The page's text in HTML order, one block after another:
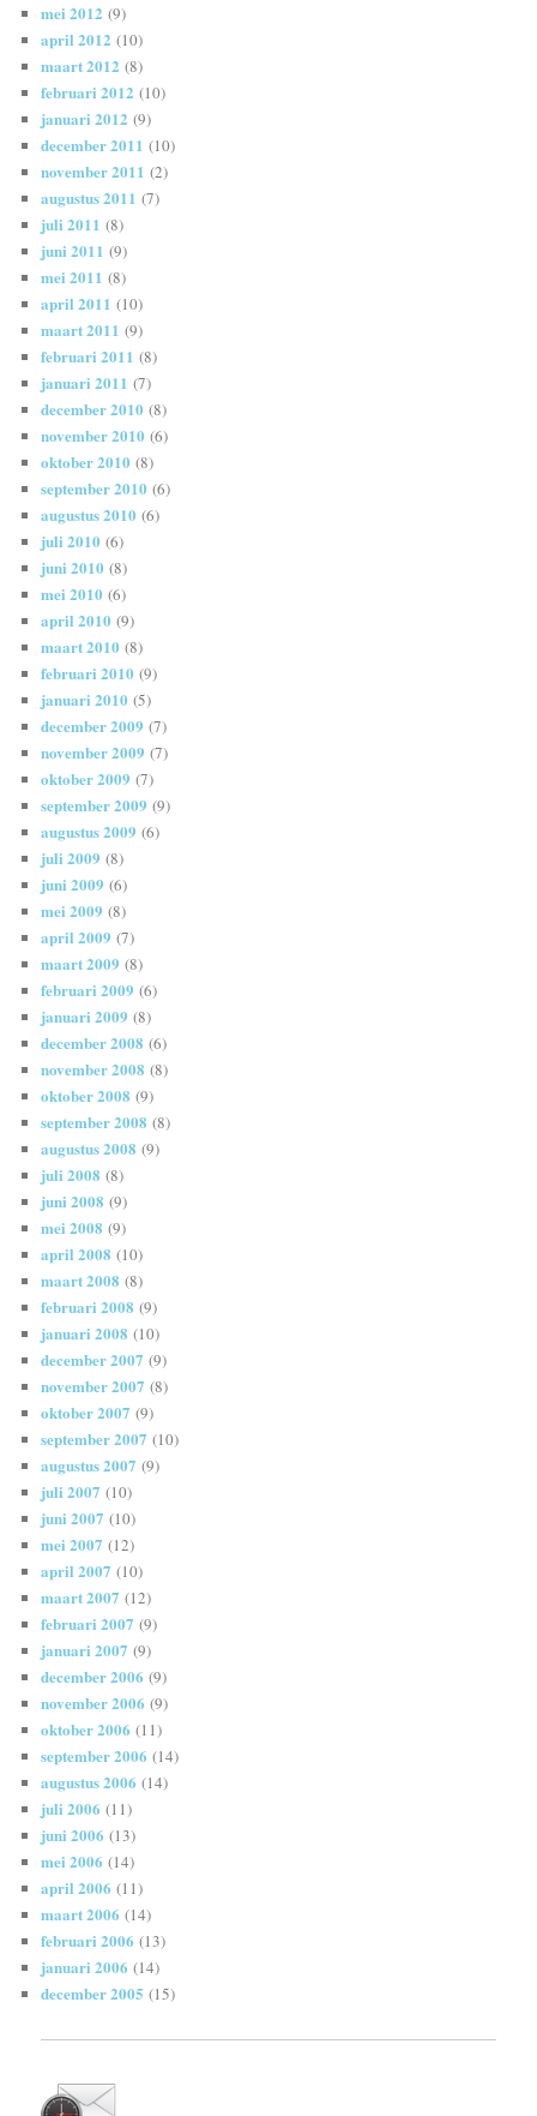
mei 2012 (9)
april 2012 (10)
maart 2012 (8)
februari 2012 (10)
januari 2012 (9)
december 2011 (10)
november 2011 (2)
augustus 2011 (7)
juli 2011 (8)
juni 2011 (9)
mei 2011 (8)
april 2011 (10)
maart 2011 (9)
februari 2011 (8)
januari 2011 (7)
december 2010 (8)
november 2010 (6)
oktober 2010 (8)
september 2010 (6)
augustus 2010 (6)
juli 2010 (6)
juni 2010 (8)
mei 2010 (6)
april 2010 (9)
maart 2010 (8)
februari 2010 (9)
januari 2010 (5)
december 2009 (7)
november 2009 (7)
oktober 2009 (7)
september 2009 (9)
augustus 2009 (6)
juli 2009 (8)
juni 2009 (6)
mei 2009 (8)
april 2009 (7)
maart 2009 (8)
februari 2009 (6)
januari 2009 (8)
december 2008 (6)
november 2008 (8)
oktober 2008 (9)
september 2008 (8)
augustus 2008 (9)
juli 2008 (8)
juni 2008 (9)
mei 2008 (9)
april 2008 (10)
maart 2008 (8)
februari 2008 (9)
januari 2008 (10)
december 2007 (9)
november 2007 (8)
oktober 2007 (9)
september 2007 (10)
augustus 2007 (9)
juli 2007 (10)
juni 2007 (10)
mei 2007 (12)
april 2007 (10)
maart 2007 (12)
februari 2007 (9)
januari 2007 (9)
december 2006 (9)
november 2006 (9)
oktober 2006 (11)
september 2006 (14)
augustus 2006 (14)
juli 2006 (11)
juni 2006 (13)
mei 2006 (14)
april 2006 (11)
maart 2006 (14)
februari 2006 (13)
januari 2006 (14)
december 2005 (15)